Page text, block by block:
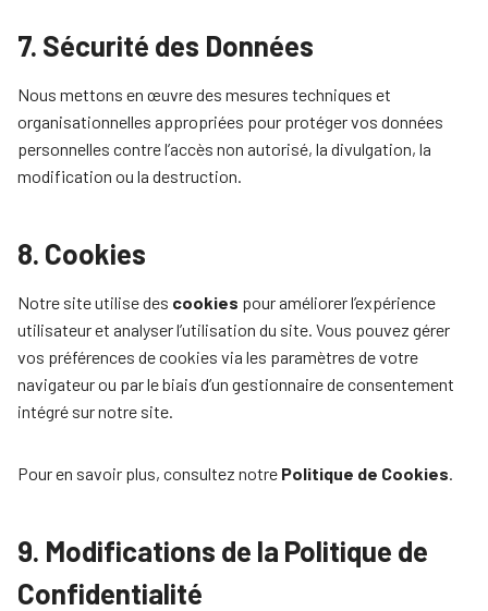
7. Sécurité des Données
Nous mettons en œuvre des mesures techniques et
organisationnelles appropriées pour protéger vos données
personnelles contre l’accès non autorisé, la divulgation, la
modification ou la destruction.
8. Cookies
Notre site utilise des cookies pour améliorer l’expérience
utilisateur et analyser l’utilisation du site. Vous pouvez gérer
vos préférences de cookies via les paramètres de votre
navigateur ou par le biais d’un gestionnaire de consentement
intégré sur notre site.
Pour en savoir plus, consultez notre Politique de Cookies.
9. Modifications de la Politique de
Confidentialité